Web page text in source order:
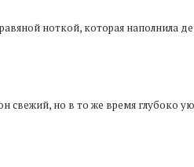
ноткой, которая наполнила
свежий, но в то же время глубоко